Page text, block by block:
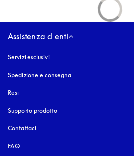
Assistenza clienti
Servizi esclusivi
Spedizione e consegna
Resi
Supporto prodotto
Contattaci
FAQ